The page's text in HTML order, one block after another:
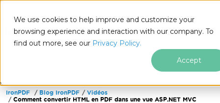
We use cookies to help improve and customize your
browsing experience and interaction with our company. To
find out more, see our Privacy Policy.
Accept
Passer au contenu du pied de page
IronPDF Blog IronPDF
Vidéos
Comment convertir HTML en PDF dans une vue ASP.NET MVC